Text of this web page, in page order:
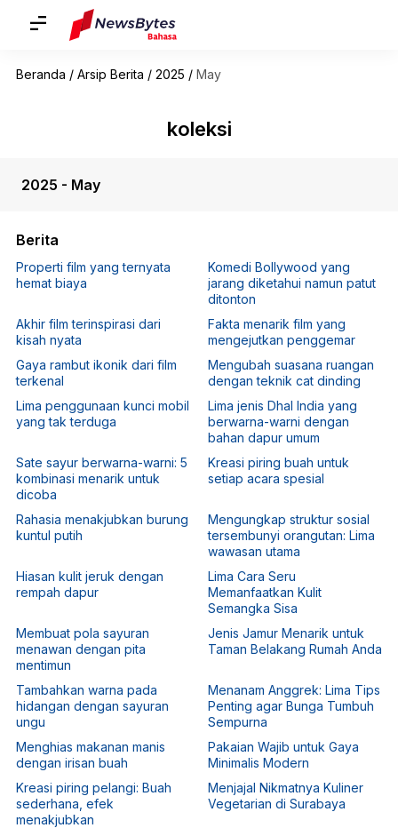
Beranda / Arsip Berita / 2025 / May
koleksi
2025 - May
Berita
Properti film yang ternyata
hemat biaya
Komedi Bollywood yang
jarang diketahui namun patut
ditonton
Akhir film terinspirasi dari
kisah nyata
Fakta menarik film yang
mengejutkan penggemar
Gaya rambut ikonik dari film
terkenal
Mengubah suasana ruangan
dengan teknik cat dinding
Lima penggunaan kunci mobil
yang tak terduga
Lima jenis Dhal India yang
berwarna-warni dengan
bahan dapur umum
Sate sayur berwarna-warni: 5
kombinasi menarik untuk
dicoba
Kreasi piring buah untuk
setiap acara spesial
Rahasia menakjubkan burung
kuntul putih
Mengungkap struktur sosial
tersembunyi orangutan: Lima
wawasan utama
Hiasan kulit jeruk dengan
rempah dapur
Lima Cara Seru
Memanfaatkan Kulit
Semangka Sisa
Membuat pola sayuran
menawan dengan pita
mentimun
Jenis Jamur Menarik untuk
Taman Belakang Rumah Anda
Tambahkan warna pada
hidangan dengan sayuran
ungu
Menanam Anggrek: Lima Tips
Penting agar Bunga Tumbuh
Sempurna
Menghias makanan manis
dengan irisan buah
Pakaian Wajib untuk Gaya
Minimalis Modern
Kreasi piring pelangi: Buah
sederhana, efek
menakjubkan
Menjajal Nikmatnya Kuliner
Vegetarian di Surabaya